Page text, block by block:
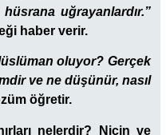
uğrayanlardır.”
haber verir.
oluyor? Gerçek
ve ne düşünür, nasıl
öğretir.
nelerdir? Niçin ve